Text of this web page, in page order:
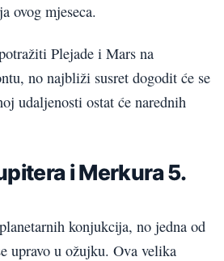
ovog mjeseca.
Plejade i Mars na
no najbliži susret dogodit će se
udaljenosti ostat će narednih
i Merkura 5.
konjukcija, no jedna od
upravo u ožujku. Ova velika